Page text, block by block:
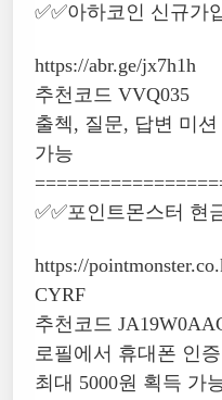
✅✅아하코인 신규가
https://abr.ge/jx7h1h
추천코드 VVQ035
출첵, 질문, 답변 미
가능
✅✅포인트몬스터 현
https://
CYRF
추천코드
로필에서 휴대폰 인
최대 5000원 획득 가